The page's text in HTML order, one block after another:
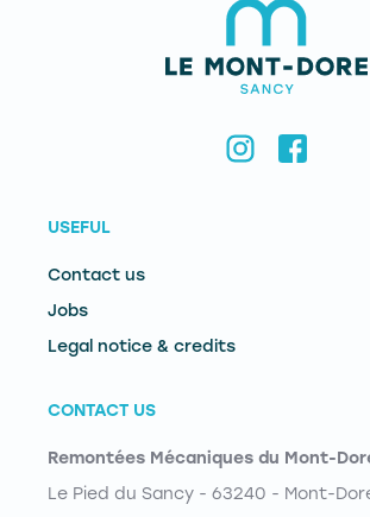
USEFUL
Contact us
Jobs
Legal notice & credits
CONTACT US
Remontées Mécaniques du Mont-
Le Pied du Sancy - 63240 - Mont-